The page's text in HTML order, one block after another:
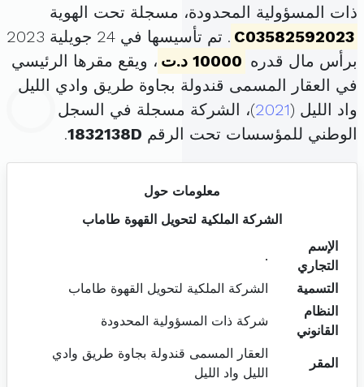
ذات المسؤولية المحدودة، مسجلة تحت الهوية
C03582592023
. تم تأسيسها في 24 جويلية 2023
برأس مال قدره 10000 د.ت
، ويقع مقرها الرئيسي
في العقار المسمى قندولة بجاوة طريق وادي الليل
واد الليل (2021)، الشركة مسجلة في السجل
الوطني للمؤسسات تحت الرقم 1832138D
.
معلومات حول
الشركة الملكية لتحويل القهوة طاماب
الإسم
التجاري
.
التسمية
الشركة الملكية لتحويل القهوة طاماب
النظام
القانوني
شركة ذات المسؤولية المحدودة
المقر
العقار المسمى قندولة بجاوة طريق وادي
الليل واد الليل